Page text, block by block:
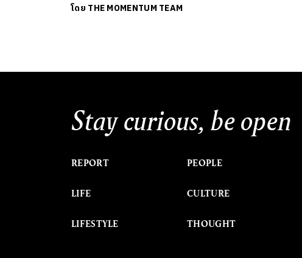
โดย THE MOMENTUM TEAM
Stay curious, be open
REPORT
LIFE
LIFESTYLE
PEOPLE
CULTURE
THOUGHT